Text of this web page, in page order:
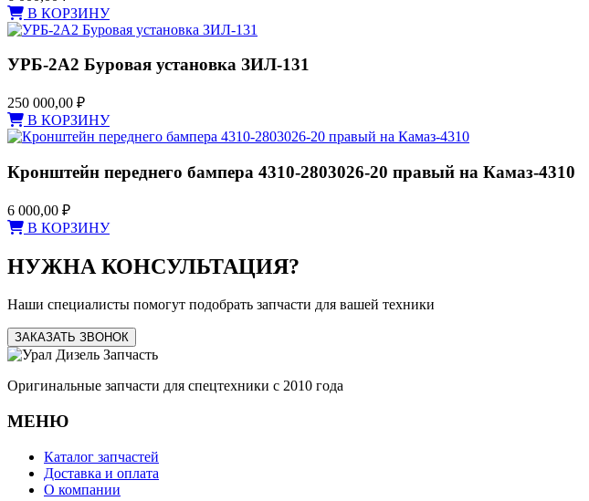
В КОРЗИНУ
УРБ-2А2 Буровая установка ЗИЛ-131
250 000,00 ₽
В КОРЗИНУ
Кронштейн переднего бампера 4310-2803026-20 правый на Камаз-4310
6 000,00 ₽
В КОРЗИНУ
НУЖНА КОНСУЛЬТАЦИЯ?
Наши специалисты помогут подобрать запчасти для вашей техники
ЗАКАЗАТЬ ЗВОНОК
Оригинальные запчасти для спецтехники с 2010 года
МЕНЮ
Каталог запчастей
Доставка и оплата
О компании